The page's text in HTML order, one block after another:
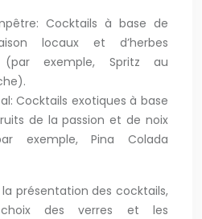
Cocktails à base de
locaux et d’herbes
(par exemple, Spritz au
Cocktails exotiques à base
de la passion et de noix
exemple, Pina Colada
présentation des cocktails,
des verres et les